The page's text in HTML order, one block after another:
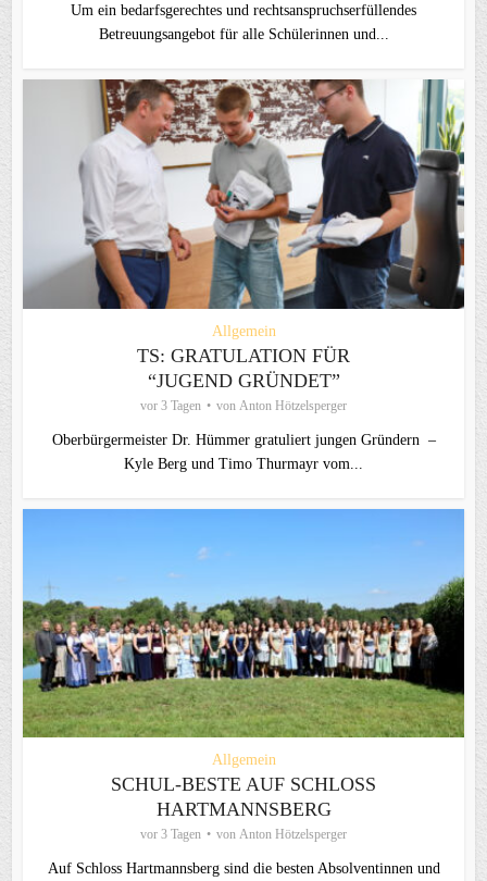
Um ein bedarfsgerechtes und rechtsanspruchserfüllendes
Betreuungsangebot für alle Schülerinnen und...
Allgemein
TS: GRATULATION FÜR
“JUGEND GRÜNDET”
vor 3 Tagen von Anton Hötzelsperger
Oberbürgermeister Dr. Hümmer gratuliert jungen Gründern –
Kyle Berg und Timo Thurmayr vom...
Allgemein
SCHUL-BESTE AUF SCHLOSS
HARTMANNSBERG
vor 3 Tagen von Anton Hötzelsperger
Auf Schloss Hartmannsberg sind die besten Absolventinnen und